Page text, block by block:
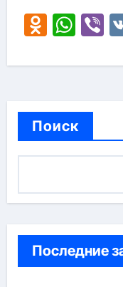
Поиск
Последние